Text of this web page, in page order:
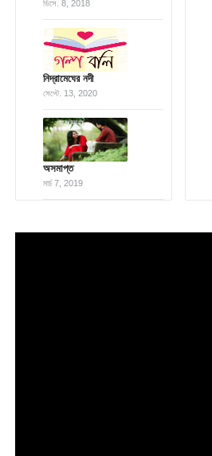
ডিসে. 8, 2018
নিদ্রামেঘের নদী
সেপ্টে. 13, 2020
অসমাপ্ত
মার্চ 7, 2019